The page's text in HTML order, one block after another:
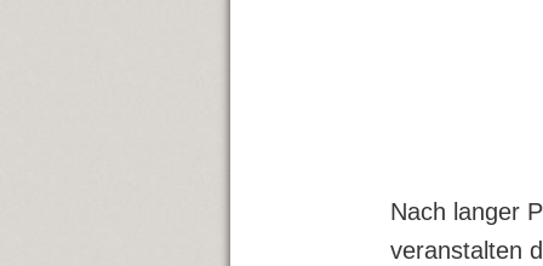
Nach langer
veranstalten